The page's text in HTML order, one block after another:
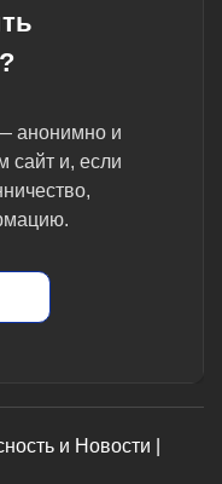
анонимно и
сайт и, если
и Новости |